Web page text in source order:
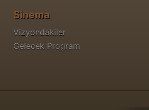
Sinema
Vizyondakiler
Gelecek Program